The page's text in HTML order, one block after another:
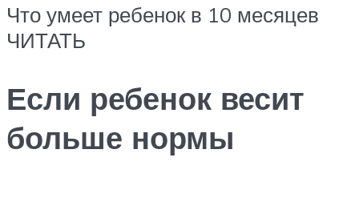
Что умеет ребенок в 10 месяцев
ЧИТАТЬ
Если ребенок весит
больше нормы